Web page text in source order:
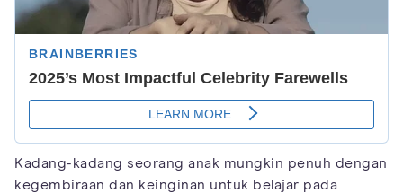
Kadang-kadang seorang anak mungkin penuh dengan
kegembiraan dan keinginan untuk belajar pada